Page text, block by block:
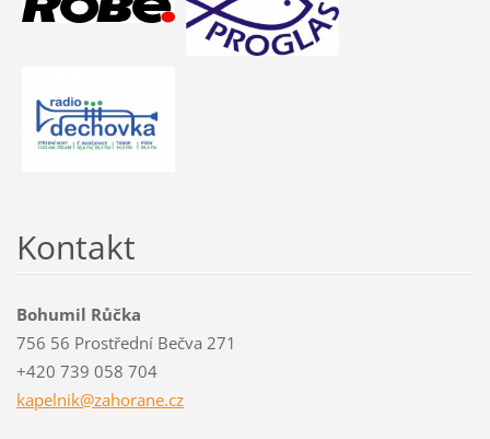
Kontakt
Bohumil Růčka
756 56 Prostřední Bečva 271
+420 739 058 704
kapelnik@zahorane.cz